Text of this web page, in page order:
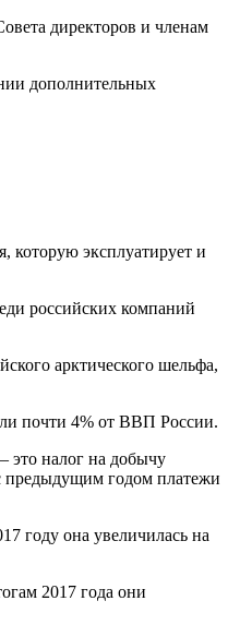
директоров и членам
дополнительных
которую эксплуатирует и
российских компаний
арктического шельфа,
почти 4% от ВВП России.
это налог на добычу
предыдущим годом платежи
году она увеличилась на
2017 года они